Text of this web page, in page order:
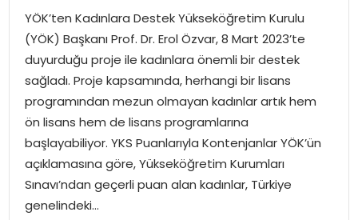
SPOR
GÜNDEM
MAGAZIN
YÖK’ten Kadınlara Destek Yükseköğretim Kurulu
(YÖK) Başkanı Prof. Dr. Erol Özvar, 8 Mart 2023’te
duyurduğu proje ile kadınlara önemli bir destek
sağladı. Proje kapsamında, herhangi bir lisans
programından mezun olmayan kadınlar artık hem
ön lisans hem de lisans programlarına
başlayabiliyor. YKS Puanlarıyla Kontenjanlar YÖK’ün
açıklamasına göre, Yükseköğretim Kurumları
Sınavı’ndan geçerli puan alan kadınlar, Türkiye
genelindeki…